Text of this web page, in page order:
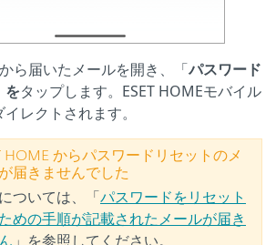
ら届いたメールを開き、「パスワード
をタップします。ESET HOMEモバイル
レクトされます。
HOME からパスワードリセットのメ
届きませんでした
ついては、「パスワードをリセット
めの手順が記載されたメールが届き
」を参照してください。